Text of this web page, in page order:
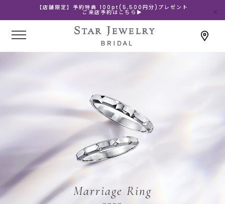
【店舗限定】予約特典 100pt(5,500円分)プレゼント
ご来店予約はこちら▶
Marriage Ring